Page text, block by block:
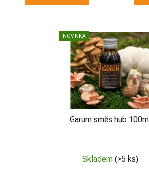
NOVINKA
Garum směs hub 100ml
Skladem (>5 ks)